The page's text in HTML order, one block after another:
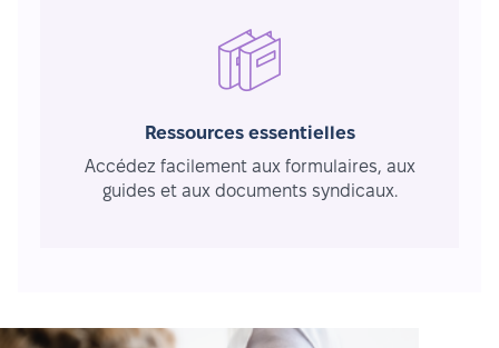
Ressources essentielles
Accédez facilement aux formulaires, aux
guides et aux documents syndicaux.